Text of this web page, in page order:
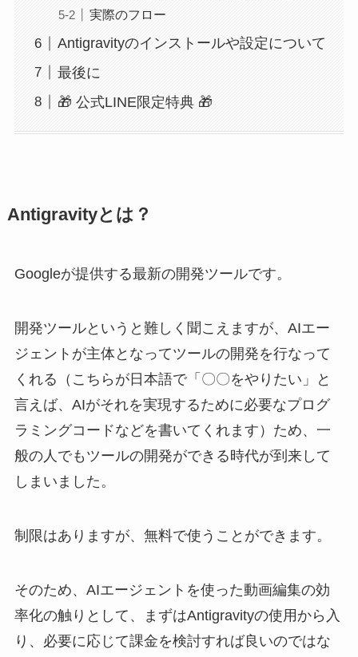
実際のフロー
Antigravityのインストールや設定について
最後に
🎁 公式LINE限定特典 🎁
Antigravityとは？
Googleが提供する最新の開発ツールです。
開発ツールというと難しく聞こえますが、AIエー
ジェントが主体となってツールの開発を行なって
くれる（こちらが日本語で「〇〇をやりたい」と
言えば、AIがそれを実現するために必要なプログ
ラミングコードなどを書いてくれます）ため、一
般の人でもツールの開発ができる時代が到来して
しまいました。
制限はありますが、無料で使うことができます。
そのため、AIエージェントを使った動画編集の効
率化の触りとして、まずはAntigravityの使用から入
り、必要に応じて課金を検討すれば良いのではな